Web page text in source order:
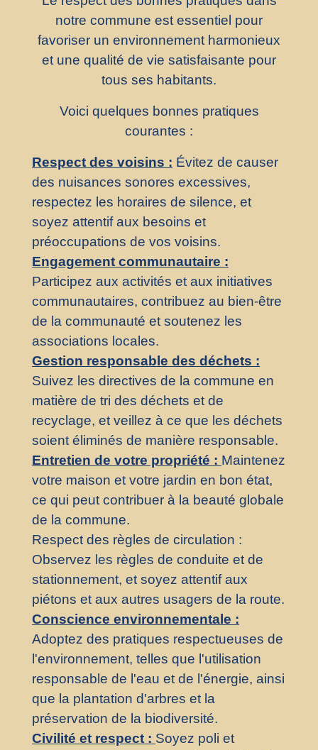
notre commune est essentiel pour
favoriser un environnement harmonieux
et une qualité de vie satisfaisante pour
tous ses habitants.
Voici quelques bonnes pratiques
courantes :
Respect des voisins : Évitez de causer
des nuisances sonores excessives,
respectez les horaires de silence, et
soyez attentif aux besoins et
préoccupations de vos voisins.
Engagement communautaire :
Participez aux activités et aux initiatives
communautaires, contribuez au bien-être
de la communauté et soutenez les
associations locales.
Gestion responsable des déchets :
Suivez les directives de la commune en
matière de tri des déchets et de
recyclage, et veillez à ce que les déchets
soient éliminés de manière responsable.
Entretien de votre propriété : Maintenez
votre maison et votre jardin en bon état,
ce qui peut contribuer à la beauté globale
de la commune.
Respect des règles de circulation :
Observez les règles de conduite et de
stationnement, et soyez attentif aux
piétons et aux autres usagers de la route.
Conscience environnementale :
Adoptez des pratiques respectueuses de
l'environnement, telles que l'utilisation
responsable de l'eau et de l'énergie, ainsi
que la plantation d'arbres et la
préservation de la biodiversité.
Civilité et respect : Soyez poli et